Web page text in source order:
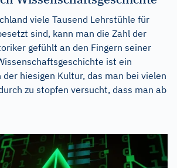
viele Tausend Lehrstühle für
sind, kann man die Zahl der
gefühlt an den Fingern seiner
ist ein
der hiesigen Kultur, das man bei vielen
zu stopfen versucht, dass man ab